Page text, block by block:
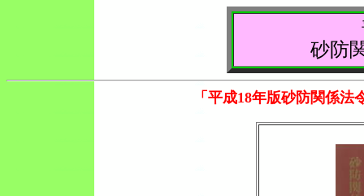
砂防
「平成18年版砂防関係